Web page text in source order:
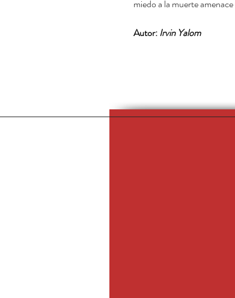
miedo a la muerte
Autor:Irvin Yalom